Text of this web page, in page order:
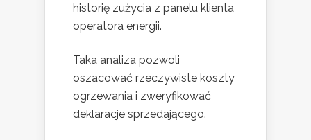
historię zużycia z panelu klienta
operatora energii.
Taka analiza pozwoli
oszacować rzeczywiste koszty
ogrzewania i zweryfikować
deklaracje sprzedającego.